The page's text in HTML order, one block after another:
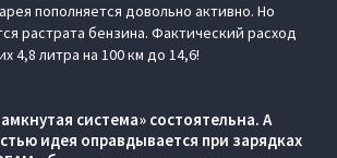
пополняется довольно активно. Но
растрата бензина. Фактический расход
4,8 литра на 100 км до 14,6!
система» состоятельна. А
идея оправдывается при зарядках